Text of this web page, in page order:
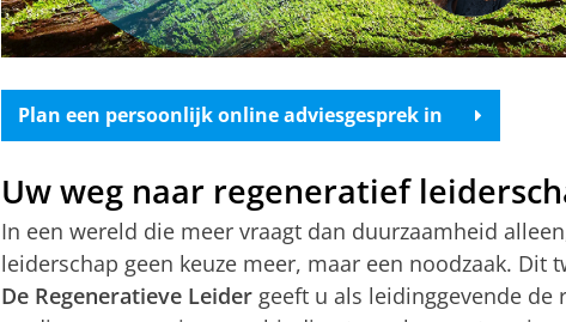
Plan een persoonlijk online adviesgesprek in
Uw weg naar regeneratief
In een wereld die meer vraagt dan duurzaamheid
leiderschap geen keuze meer, maar een noodzaak. Dit
De Regeneratieve Leidergeeft u als leidinggevende de